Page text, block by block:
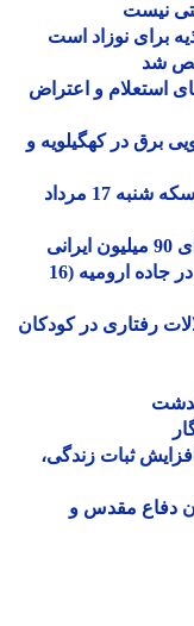
نوزاد است
و اعتراض
در کهگیلویه و
یک پیش بینی مهم برای قیمت دلار، طلا و سکه شنبه 17 مرداد
6 فوتی و 5 مصدوم بر اثر تصادفی مرگبار در جاده ارومیه (16
رفتاری در کودکان
ثبات زندگی،
مقدس و